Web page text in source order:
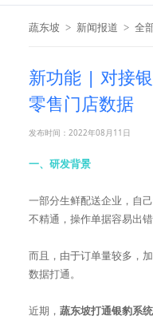
蔬东坡 > 新闻报道 > 全
新功能 | 对接
零售门店数据
发布时间：2022年08月11日
一、研发背景
一部分生鲜配送企业，自
不精通，操作单据容易出错
而且，由于订单量较多，
数据打通。
近期， 蔬东坡打通银豹系